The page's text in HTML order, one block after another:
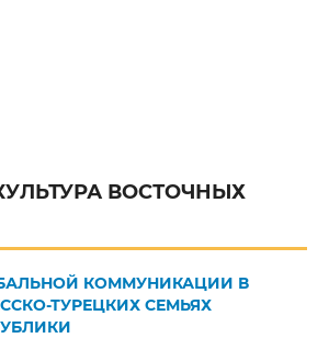
ВОСТОЧНЫХ
КОММУНИКАЦИИ В
ТУРЕЦКИХ СЕМЬЯХ